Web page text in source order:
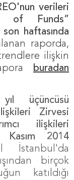
verileri
of Funds”
son haftasında
raporda,
ilişkin
buradan
üçüncüsü
Zirvesi
ilişkileri
Kasım 2014
İstanbul'da
birçok
katıldığı